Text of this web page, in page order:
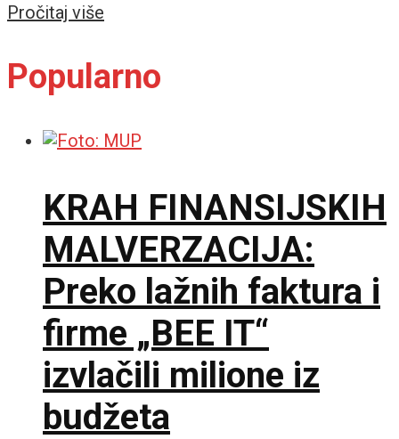
Pročitaj više
Popularno
KRAH FINANSIJSKIH
MALVERZACIJA:
Preko lažnih faktura i
firme „BEE IT“
izvlačili milione iz
budžeta